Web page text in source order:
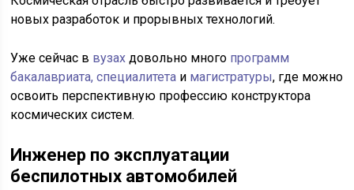
новых разработок и прорывных технологий.
Уже сейчас в вузах довольно много программ
бакалавриата, специалитета и магистратуры, где можно
освоить перспективную профессию конструктора
космических систем.
Инженер по эксплуатации
беспилотных автомобилей